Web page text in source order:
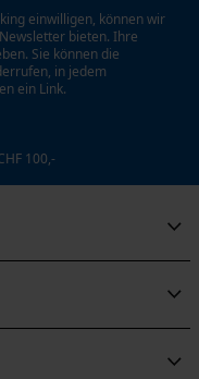
einwilligen, können wir
bieten. Ihre
Sie können die
in jedem
ein Link.
100,-